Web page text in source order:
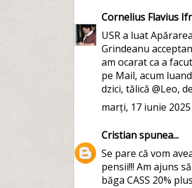
Cornelius Flavius
USR a luat
Grindeanu
am ocarat ca a
pe Mail, acum
dzici, tălică @Leo,
marți, 17 iunie 2025
Cristianspunea...
Se pare că vom
pensii!!! Am ajuns
băga CASS 20%